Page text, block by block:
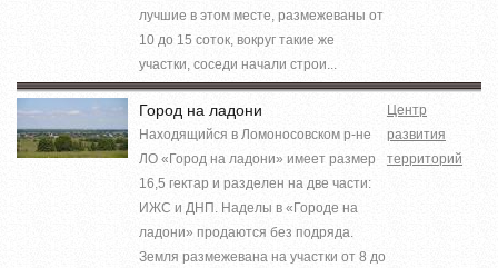
лучшие в этом месте, размежеваны от
10 до 15 соток, вокруг такие же
участки, соседи начали строи...
Город на ладони
Находящийся в Ломоносовском р-не
ЛО «Город на ладони» имеет размер
16,5 гектар и разделен на две части:
ИЖС и ДНП. Наделы в «Городе на
ладони» продаются без подряда.
Земля размежевана на участки от 8 до
Центр
развития
территорий